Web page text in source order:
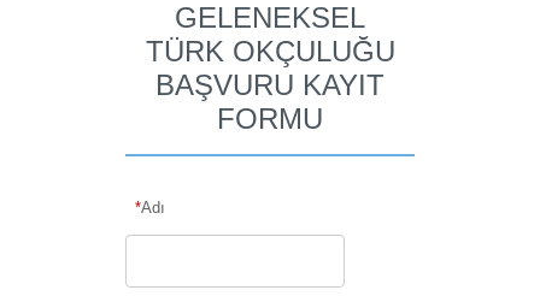
GELENEKSEL
TÜRK OKÇULUĞU
BAŞVURU KAYIT
FORMU
*Adı